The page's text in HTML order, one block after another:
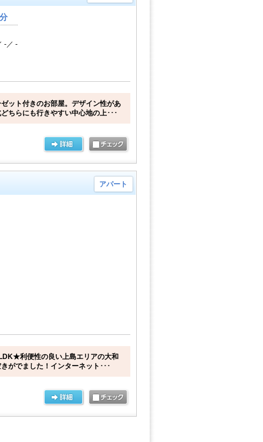
-／ -
ット付きのお部屋。デザイン性があ
ちらにも行きやすい中心地の上･･･
アパート
利便性の良い上島エリアの大和
がでました！インターネット･･･